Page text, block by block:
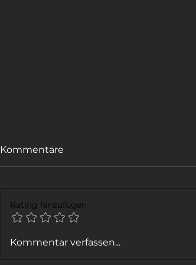
FENSTER PUTZEN
Kommentare
Rating hinzufügen
Kommentar verfassen...